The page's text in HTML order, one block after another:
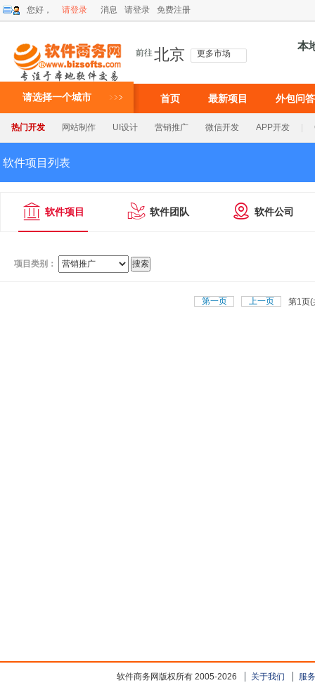
您好， 请登录 消息 请登录 免费注册
前往 北京 更多市场
本
请选择一个城市 首页 最新项目 外包问答
热门开发 网站制作 UI设计 营销推广 微信开发 APP开发
软件项目列表
 软件项目  软件团队  软件公司
项目类别：
第一页 上一页 第1页(
软件商务网版权所有 2005-2026 关于我们
服